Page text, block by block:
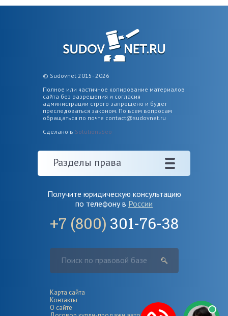
© Sudovnet 2015- 2026
Полное или частичное копирование материалов
сайта без разрешения и согласия
администрации строго запрещено и будет
преследоваться законом. По всем вопросам
обращаться по почте contact@sudovnet.ru
Сделано в SolutionsSeo
Разделы права
Получите юридическую консультацию
по телефону в России
+7 (800) 301-76-38
Карта сайта
Контакты
О сайте